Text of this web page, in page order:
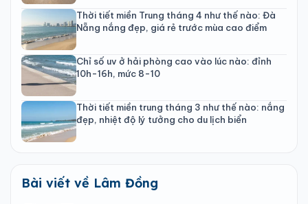
Thời tiết miền Trung tháng 4 như thế nào: Đà
Nẵng nắng đẹp, giá rẻ trước mùa cao điểm
Chỉ số uv ở hải phòng cao vào lúc nào: đỉnh
10h-16h, mức 8-10
Thời tiết miền trung tháng 3 như thế nào: nắng
đẹp, nhiệt độ lý tưởng cho du lịch biển
Bài viết về Lâm Đồng